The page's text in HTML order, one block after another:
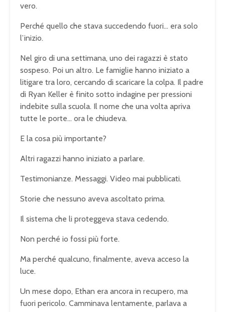
vero.
Perché quello che stava succedendo fuori… era solo
l’inizio.
Nel giro di una settimana, uno dei ragazzi è stato
sospeso. Poi un altro. Le famiglie hanno iniziato a
litigare tra loro, cercando di scaricare la colpa. Il padre
di Ryan Keller è finito sotto indagine per pressioni
indebite sulla scuola. Il nome che una volta apriva
tutte le porte… ora le chiudeva.
E la cosa più importante?
Altri ragazzi hanno iniziato a parlare.
Testimonianze. Messaggi. Video mai pubblicati.
Storie che nessuno aveva ascoltato prima.
Il sistema che li proteggeva stava cedendo.
Non perché io fossi più forte.
Ma perché qualcuno, finalmente, aveva acceso la
luce.
Un mese dopo, Ethan era ancora in recupero, ma
fuori pericolo. Camminava lentamente, parlava a